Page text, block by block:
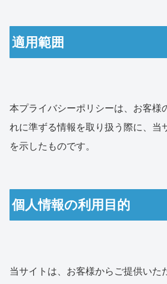
適用範囲
本プライバシーポリシーは、お客様
れに準ずる情報を取り扱う際に、当
を示したものです。
個人情報の利用目的
当サイトは、お客様からご提供いた